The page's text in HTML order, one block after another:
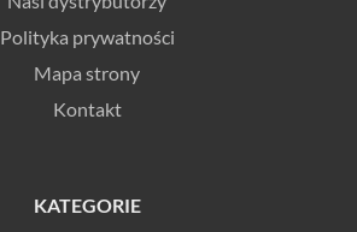
Polityka prywatności
Mapa strony
Kontakt
KATEGORIE